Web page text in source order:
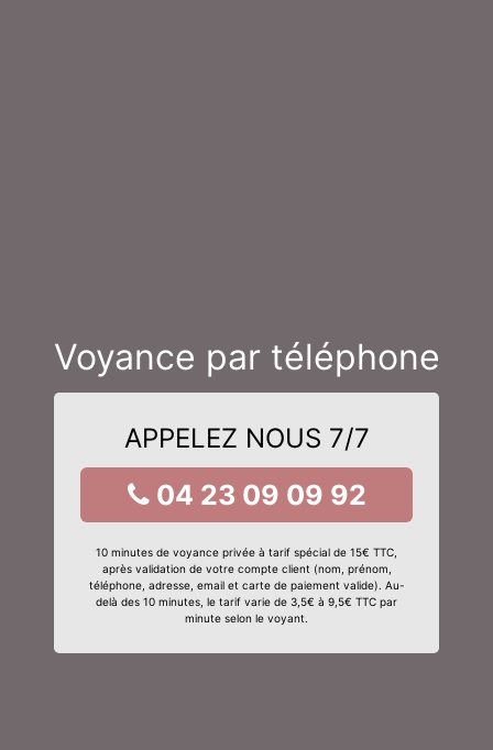
Voyance par téléphone
APPELEZ NOUS 7/7
04 23 09 09 92
10 minutes de voyance privée à tarif spécial de 15€ TTC,
après validation de votre compte client (nom, prénom,
téléphone, adresse, email et carte de paiement valide). Au-
delà des 10 minutes, le tarif varie de 3,5€ à 9,5€ TTC par
minute selon le voyant.